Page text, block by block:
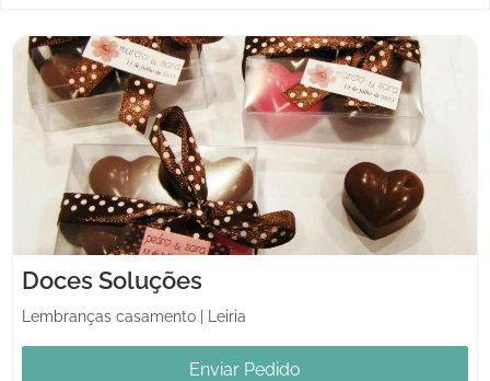
Doces Soluções
Lembranças casamento Leiria
Enviar Pedido